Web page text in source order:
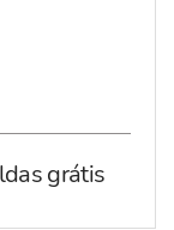
grátis